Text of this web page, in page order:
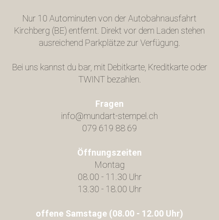
Nur 10 Autominuten von der Autobahnausfahrt
Kirchberg (BE) entfernt. Direkt vor dem Laden stehen
ausreichend Parkplätze zur Verfügung.
Bei uns kannst du bar, mit Debitkarte, Kreditkarte oder
TWINT bezahlen.
Fragen
info@mundart-stempel.ch
079 619 88 69
Öffnungszeiten
Montag
08.00 - 11.30 Uhr
13.30 - 18.00 Uhr
offene Samstage (08.00 - 12.00 Uhr)